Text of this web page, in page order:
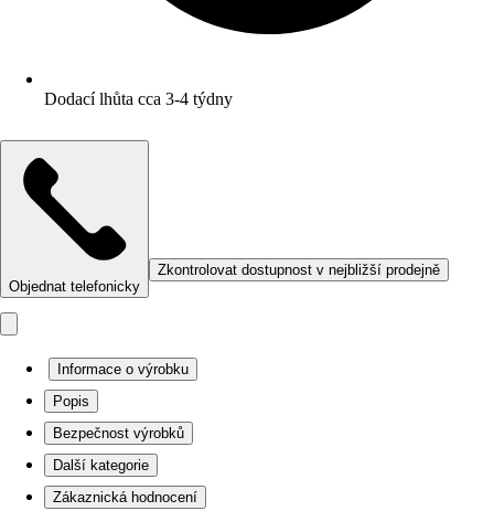
Dodací lhůta cca 3-4 týdny
Objednat telefonicky
Zkontrolovat dostupnost v nejbližší prodejně
Informace o výrobku
Popis
Bezpečnost výrobků
Další kategorie
Zákaznická hodnocení